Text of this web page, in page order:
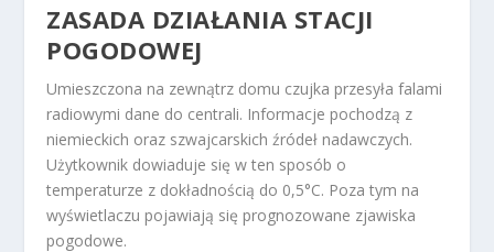
ZASADA DZIAŁANIA STACJI
POGODOWEJ
Umieszczona na zewnątrz domu czujka przesyła falami
radiowymi dane do centrali. Informacje pochodzą z
niemieckich oraz szwajcarskich źródeł nadawczych.
Użytkownik dowiaduje się w ten sposób o
temperaturze z dokładnością do 0,5°C. Poza tym na
wyświetlaczu pojawiają się prognozowane zjawiska
pogodowe.